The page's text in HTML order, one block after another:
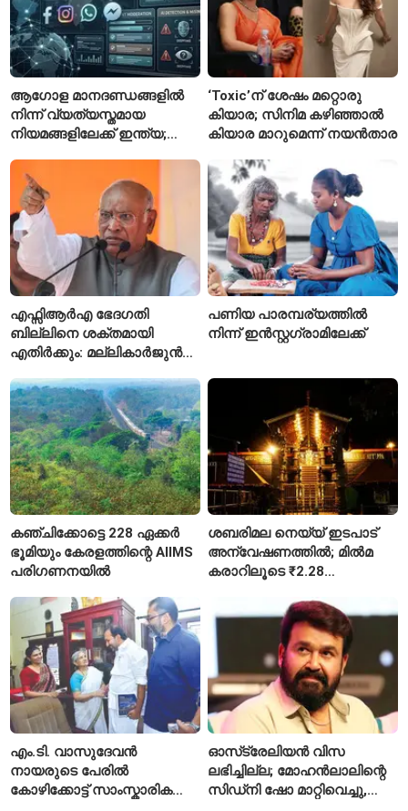
ആഗോള മാനദണ്ഡങ്ങളിൽ
നിന്ന് വ്യത്യസ്തമായ
നിയമങ്ങളിലേക്ക് ഇന്ത്യ;
സമ്മർദം
‘Toxic’ന് ശേഷം മറ്റൊരു
കിയാര; സിനിമ കഴിഞ്ഞാൽ
കിയാര മാറുമെന്ന് നയൻതാര
എഫ്സിആർഎ ഭേദഗതി
ബില്ലിനെ ശക്തമായി
എതിർക്കും: മല്ലികാർജുൻ
പണിയ പാരമ്പര്യത്തിൽ
നിന്ന് ഇൻസ്റ്റഗ്രാമിലേക്ക്
കഞ്ചിക്കോട്ടെ 228 ഏക്കർ
ഭൂമിയും കേരളത്തിന്റെ AIIMS
പരിഗണനയിൽ
ശബരിമല നെയ്യ് ഇടപാട്
അന്വേഷണത്തിൽ; മിൽമ
കരാറിലൂടെ ₹2.28
എഫ്ഐആർ
എം.ടി. വാസുദേവൻ
നായരുടെ പേരിൽ
കോഴിക്കോട്ട് സാംസ്കാരിക
ഓസ്‌ട്രേലിയൻ വിസ
ലഭിച്ചില്ല; മോഹൻലാലിന്റെ
സിഡ്‌നി ഷോ മാറ്റിവെച്ചു,